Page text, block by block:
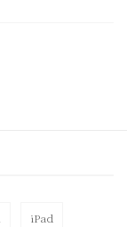
iPad